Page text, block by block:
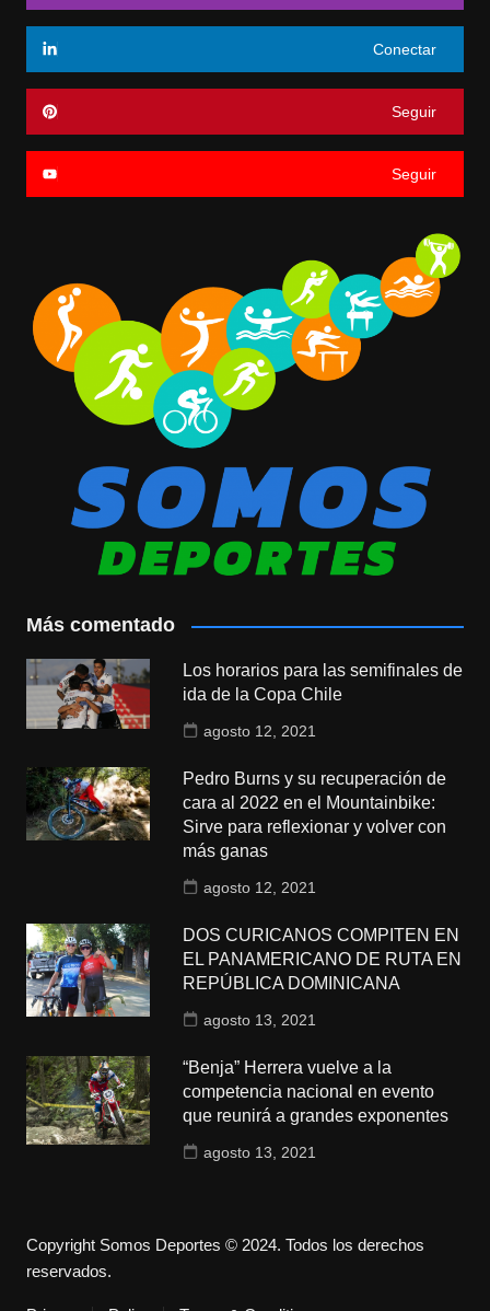
Conectar
Seguir
Seguir
Más comentado
Los horarios para las semifinales de
ida de la Copa Chile
agosto 12, 2021
Pedro Burns y su recuperación de
cara al 2022 en el Mountainbike:
Sirve para reflexionar y volver con
más ganas
agosto 12, 2021
DOS CURICANOS COMPITEN EN
EL PANAMERICANO DE RUTA EN
REPÚBLICA DOMINICANA
agosto 13, 2021
“Benja” Herrera vuelve a la
competencia nacional en evento
que reunirá a grandes exponentes
agosto 13, 2021
Copyright Somos Deportes © 2024. Todos los derechos
reservados.